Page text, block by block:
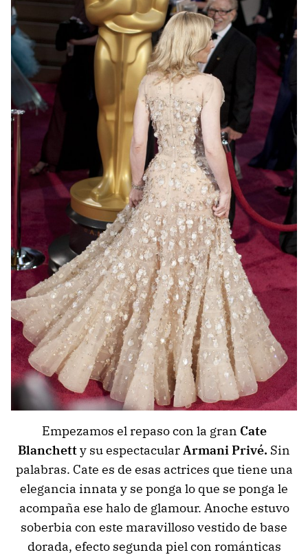
Empezamos el repaso con la gran Cate
Blanchetty su espectacularArmani Privé. Sin
palabras. Cate es de esas actrices que tiene una
elegancia innata y se ponga lo que se ponga le
acompaña ese halo de glamour. Anoche estuvo
soberbia con este maravilloso vestido de base
dorada, efecto segunda piel con románticas